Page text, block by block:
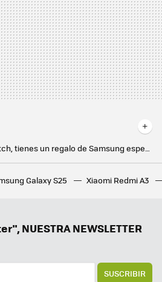
Si tienes un Galaxy Watch, tienes un regalo de Samsung esperándote en esta app
TicWatch Atlas, Wear OS mira de tú a tú al Apple Watch Ultra con un reloj pensado para resistir lo que le echen
y reflexionar sobre videojuegos
Galaxy S25 Xiaomi Redmi A3
NUESTRA NEWSLETTER
SUSCRIBIR